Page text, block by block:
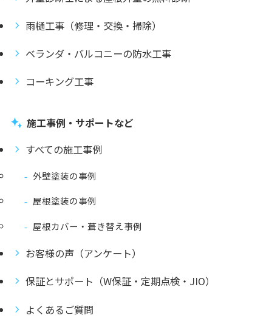
雨樋工事（修理・交換・掃除）
ベランダ・バルコニーの防水工事
コーキング工事
施工事例・サポートなど
すべての施工事例
外壁塗装の事例
屋根塗装の事例
屋根カバー・葺き替え事例
お客様の声（アンケート）
保証とサポート（W保証・定期点検・JIO）
よくあるご質問